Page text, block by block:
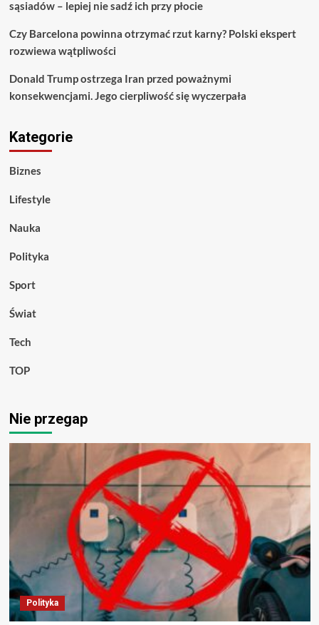
sąsiadów – lepiej nie sadź ich przy płocie
Czy Barcelona powinna otrzymać rzut karny? Polski ekspert
rozwiewa wątpliwości
Donald Trump ostrzega Iran przed poważnymi
konsekwencjami. Jego cierpliwość się wyczerpała
Kategorie
Biznes
Lifestyle
Nauka
Polityka
Sport
Świat
Tech
TOP
Nie przegap
Polityka